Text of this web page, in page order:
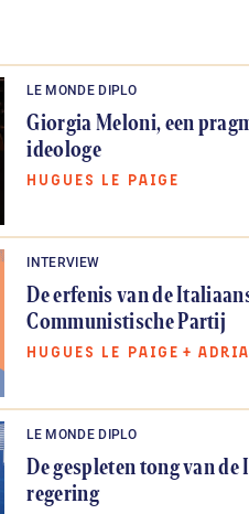
LE MONDE DIPLO
Giorgia Meloni, een
ideologe
HUGUES LE PAIGE
INTERVIEW
De erfenis van de
Communistische Partij
HUGUES LE PAIGE +
LE MONDE DIPLO
De gespleten tong van
regering